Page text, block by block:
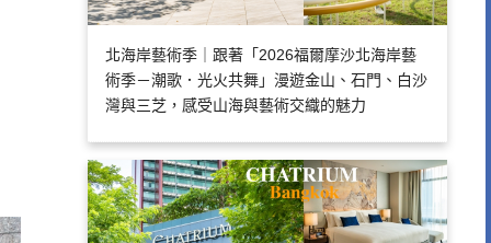
北海岸藝術季｜跟著「2026福爾摩沙北海岸藝
術季－潮歌．光火共舞」漫遊金山、石門、白沙
灣與三芝，感受山海與藝術交織的魅力